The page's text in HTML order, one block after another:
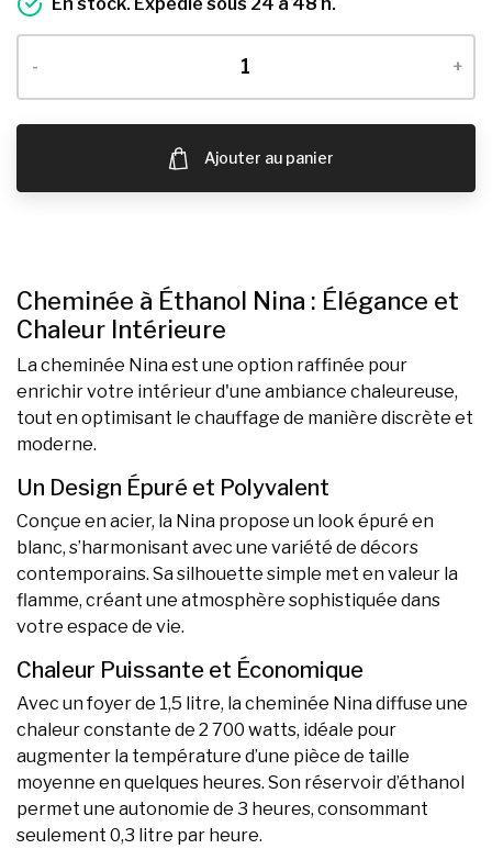
- +
Ajouter au panier
Cheminée à Éthanol Nina : Élégance et
Chaleur Intérieure
La cheminée Nina est une option raffinée pour
enrichir votre intérieur d'une ambiance chaleureuse,
tout en optimisant le chauffage de manière discrète et
moderne.
Un Design Épuré et Polyvalent
Conçue en acier, la Nina propose un look épuré en
blanc, s’harmonisant avec une variété de décors
contemporains. Sa silhouette simple met en valeur la
flamme, créant une atmosphère sophistiquée dans
votre espace de vie.
Chaleur Puissante et Économique
Avec un foyer de 1,5 litre, la cheminée Nina diffuse une
chaleur constante de 2 700 watts, idéale pour
augmenter la température d’une pièce de taille
moyenne en quelques heures. Son réservoir d’éthanol
permet une autonomie de 3 heures, consommant
seulement 0,3 litre par heure.